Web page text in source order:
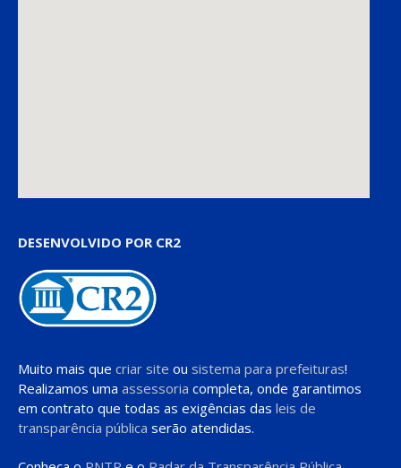
DESENVOLVIDO POR CR2
Muito mais que criar site ou sistema para prefeituras!
Realizamos uma assessoria completa, onde garantimos
em contrato que todas as exigências das leis de
transparência pública serão atendidas.